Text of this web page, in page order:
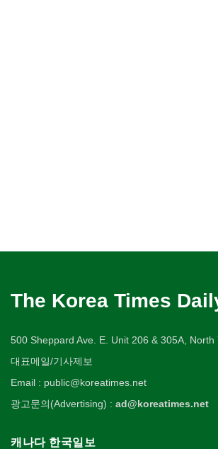
The Korea Times
500 Sheppard Ave. E. Unit 206 & 305A, North
대표메일/기사제보
Email : public@koreatimes.net
광고문의(Advertising) : ad@koreatimes.net
캐나다 한국일보